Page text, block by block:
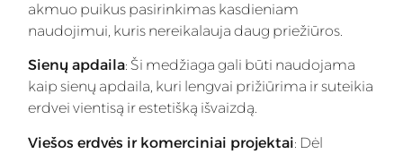
akmuo puikus pasirinkimas kasdieniam
naudojimui, kuris nereikalauja daug priežiūros.
Sienų apdaila: Ši medžiaga gali būti naudojama
kaip sienų apdaila, kuri lengvai prižiūrima ir suteikia
erdvei vientisą ir estetišką išvaizdą.
Viešos erdvės ir komerciniai projektai: Dėl